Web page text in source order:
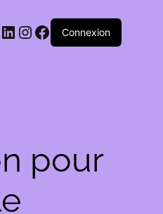
LinkedIn
Instagram
Facebook
Connexion
pour